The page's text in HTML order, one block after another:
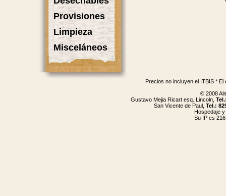
Provisiones
Limpieza
Misceláneos
Precios no incluyen el ITBIS *
© 2008
Gustavo Mejia Ricart esq. Lincoln,
San Vicente de Paul, Tel.:
Hospedaje
Su IP es